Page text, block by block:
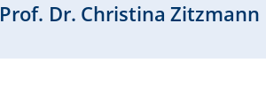
Prof. Dr. Christina Zitzmann